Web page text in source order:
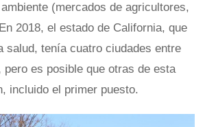
(mercados de agricultores,
2018, el estado de California, que
salud, tenía cuatro ciudades entre
pero es posible que otras de esta
incluido el primer puesto.